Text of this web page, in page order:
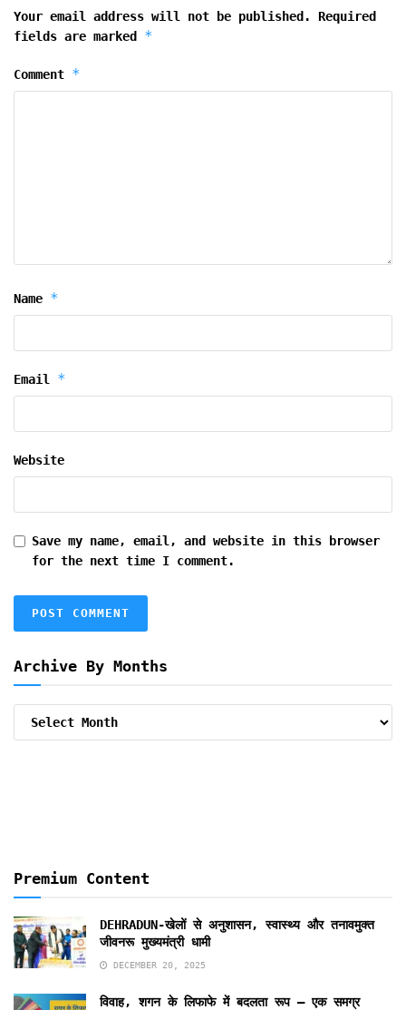
Your email address will not be published.
Required
fields are marked *
Comment *
Name *
Email *
Website
Save my name, email, and website in this browser
for the next time I comment.
Archive By Months
Premium Content
DEHRADUN-खेलों से अनुशासन, स्वास्थ्य और तनावमुक्त
जीवनरू मुख्यमंत्री धामी
DECEMBER 20, 2025
विवाह, शगन के लिफाफे में बदलता रूप – एक समग्र